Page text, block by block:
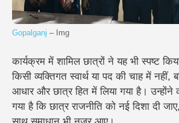
Gopalganj – Img
कार्यक्रम में शामिल छात्रों ने यह भी स्पष्ट
किसी व्यक्तिगत स्वार्थ या पद की चाह में नहीं,
आधार और छात्र हित में लिया गया है।
गया है कि छात्र राजनीति को नई दिशा दी